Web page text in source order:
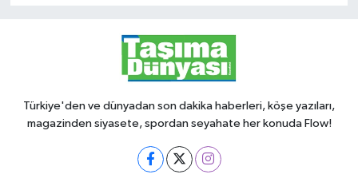
Türkiye'den ve dünyadan son dakika haberleri, köşe yazıları,
magazinden siyasete, spordan seyahate her konuda Flow!